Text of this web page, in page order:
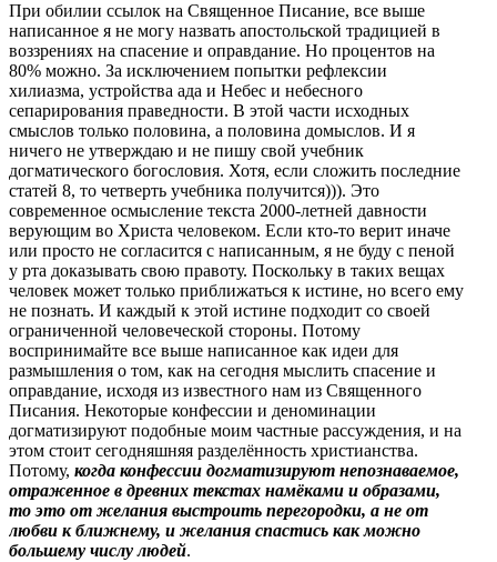
При обилии ссылок на Священное Писание, все выше
написанное я не могу назвать апостольской традицией в
воззрениях на спасение и оправдание. Но процентов на
80% можно. За исключением попытки рефлексии
хилиазма, устройства ада и Небес и небесного
сепарирования праведности. В этой части исходных
смыслов только половина, а половина домыслов. И я
ничего не утверждаю и не пишу свой учебник
догматического богословия. Хотя, если сложить последние
статей 8, то четверть учебника получится))). Это
современное осмысление текста 2000-летней давности
верующим во Христа человеком. Если кто-то верит иначе
или просто не согласится с написанным, я не буду с пеной
у рта доказывать свою правоту. Поскольку в таких вещах
человек может только приближаться к истине, но всего ему
не познать. И каждый к этой истине подходит со своей
ограниченной человеческой стороны. Потому
воспринимайте все выше написанное как идеи для
размышления о том, как на сегодня мыслить спасение и
оправдание, исходя из известного нам из Священного
Писания. Некоторые конфессии и деноминации
догматизируют подобные моим частные рассуждения, и на
этом стоит сегодняшняя разделённость христианства.
Потому, когда конфессии догматизируют непознаваемое,
отраженное в древних текстах намёками и образами,
то это от желания выстроить перегородки, а не от
любви к ближнему, и желания спастись как можно
большему числу людей.